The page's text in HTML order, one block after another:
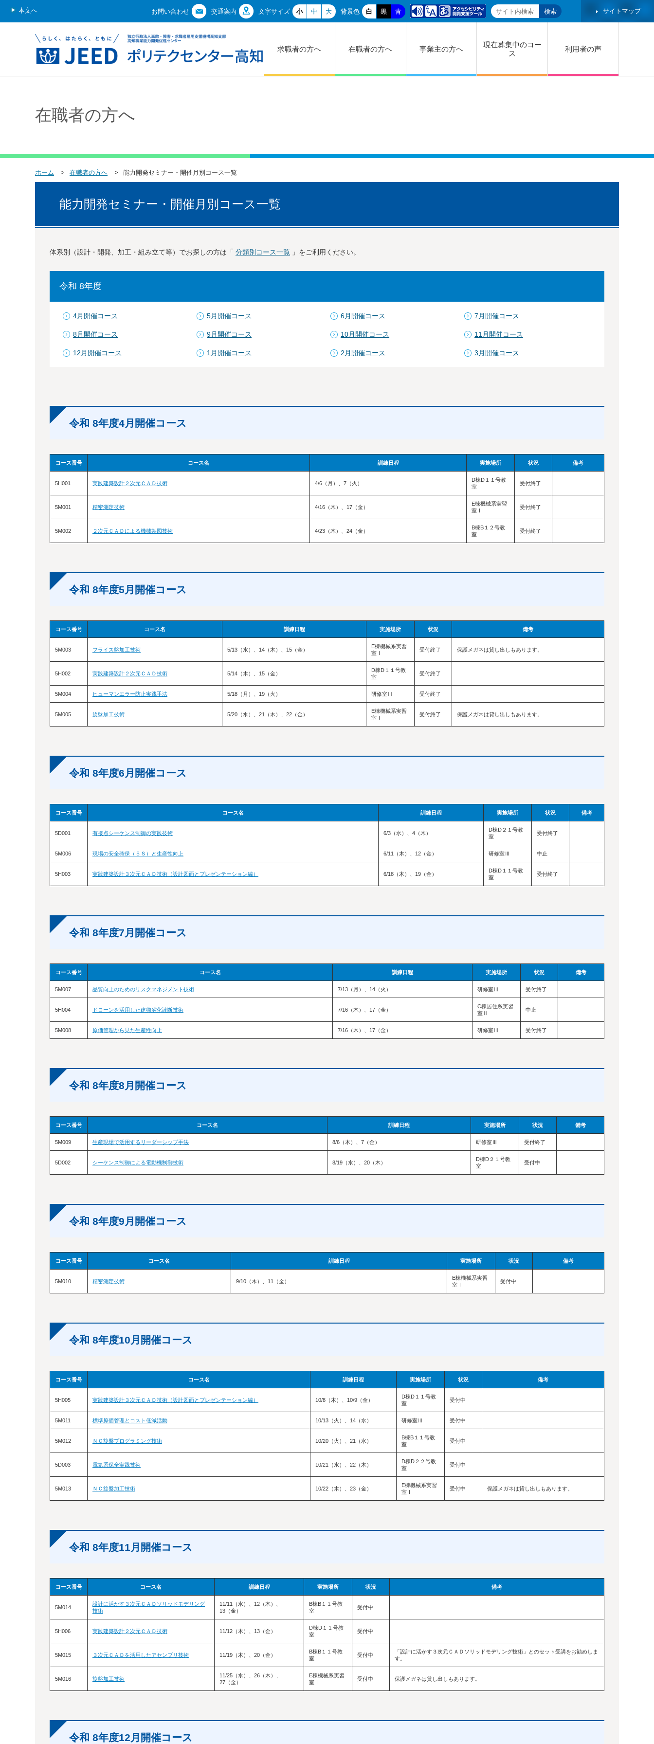
本文へ お問い合わせ 交通案内 文字サイズ 小 中 大 背景色 白 黒 青 サイトマップ
求職者の方へ 在職者の方へ 事業主の方へ
現在募集中のコー
ス
利用者の声
在職者の方へ
ホーム 在職者の方へ 能力開発セミナー・開催月別コース一覧
能力開発セミナー・開催月別コース一覧
体系別（設計・開発、加工・組み立て等）でお探しの方は「 分類別コース一覧 」をご利用ください。
令和 8年度
4月開催コース 5月開催コース 6月開催コース 7月開催コース
8月開催コース 9月開催コース 10月開催コース 11月開催コース
12月開催コース 1月開催コース 2月開催コース 3月開催コース
令和 8年度4月開催コース
コース番号 コース名 訓練日程 実施場所 状況 備考
5H001 実践建築設計２次元ＣＡＤ技術 4/6（月）、7（火）
D棟D１１号教
室
受付終了
5M001 精密測定技術 4/16（木）、17（金）
E棟機械系実習
室Ⅰ
受付終了
5M002 ２次元ＣＡＤによる機械製図技術 4/23（木）、24（金）
B棟B１２号教
室
受付終了
令和 8年度5月開催コース
コース番号 コース名 訓練日程 実施場所 状況 備考
5M003 フライス盤加工技術 5/13（水）、14（木）、15（金）
E棟機械系実習
室Ⅰ
受付終了 保護メガネは貸し出しもあります。
5H002 実践建築設計２次元ＣＡＤ技術 5/14（木）、15（金）
D棟D１１号教
室
受付終了
5M004 ヒューマンエラー防止実践手法 5/18（月）、19（火） 研修室Ⅲ 受付終了
5M005 旋盤加工技術 5/20（水）、21（木）、22（金）
E棟機械系実習
室Ⅰ
受付終了 保護メガネは貸し出しもあります。
令和 8年度6月開催コース
コース番号 コース名 訓練日程 実施場所 状況 備考
5D001 有接点シーケンス制御の実践技術 6/3（水）、4（木）
D棟D２１号教
室
受付終了
5M006 現場の安全確保（５Ｓ）と生産性向上 6/11（木）、12（金） 研修室Ⅲ 中止
5H003 実践建築設計３次元ＣＡＤ技術（設計図面とプレゼンテーション編） 6/18（木）、19（金）
D棟D１１号教
室
受付終了
令和 8年度7月開催コース
コース番号 コース名 訓練日程 実施場所 状況 備考
5M007 品質向上のためのリスクマネジメント技術 7/13（月）、14（火） 研修室Ⅲ 受付終了
5H004 ドローンを活用した建物劣化診断技術 7/16（木）、17（金）
C棟居住系実習
室Ⅱ
中止
5M008 原価管理から見た生産性向上 7/16（木）、17（金） 研修室Ⅲ 受付終了
令和 8年度8月開催コース
コース番号 コース名 訓練日程 実施場所 状況 備考
5M009 生産現場で活用するリーダーシップ手法 8/6（木）、7（金） 研修室Ⅲ 受付終了
5D002 シーケンス制御による電動機制御技術 8/19（水）、20（木）
D棟D２１号教
室
受付中
令和 8年度9月開催コース
コース番号 コース名 訓練日程 実施場所 状況 備考
5M010 精密測定技術 9/10（木）、11（金）
E棟機械系実習
室Ⅰ
受付中
令和 8年度10月開催コース
コース番号 コース名 訓練日程 実施場所 状況 備考
5H005 実践建築設計３次元ＣＡＤ技術（設計図面とプレゼンテーション編） 10/8（木）、10/9（金）
D棟D１１号教
室
受付中
5M011 標準原価管理とコスト低減活動 10/13（火）、14（水） 研修室Ⅲ 受付中
5M012 ＮＣ旋盤プログラミング技術 10/20（火）、21（水）
B棟B１１号教
室
受付中
5D003 電気系保全実践技術 10/21（水）、22（木）
D棟D２２号教
室
受付中
5M013 ＮＣ旋盤加工技術 10/22（木）、23（金）
E棟機械系実習
室Ⅰ
受付中 保護メガネは貸し出しもあります。
令和 8年度11月開催コース
コース番号 コース名 訓練日程 実施場所 状況 備考
5M014
設計に活かす３次元ＣＡＤソリッドモデリング
技術
11/11（水）、12（木）、
13（金）
B棟B１１号教
室
受付中
5H006 実践建築設計２次元ＣＡＤ技術 11/12（木）、13（金）
D棟D１１号教
室
受付中
5M015 ３次元ＣＡＤを活用したアセンブリ技術 11/19（木）、20（金）
B棟B１１号教
室
受付中
「設計に活かす３次元ＣＡＤソリッドモデリング技術」とのセット受講をお勧めしま
す。
5M016 旋盤加工技術
11/25（水）、26（木）、
27（金）
E棟機械系実習
室Ⅰ
受付中 保護メガネは貸し出しもあります。
令和 8年度12月開催コース